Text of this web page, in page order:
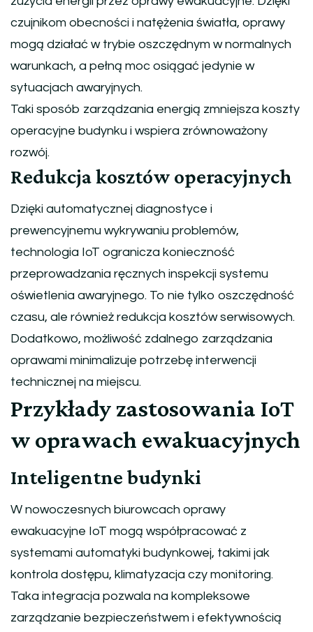
czujnikom obecności i natężenia światła, oprawy
mogą działać w trybie oszczędnym w normalnych
warunkach, a pełną moc osiągać jedynie w
sytuacjach awaryjnych.
Taki sposób zarządzania energią zmniejsza koszty
operacyjne budynku i wspiera zrównoważony
rozwój.
Redukcja kosztów operacyjnych
Dzięki automatycznej diagnostyce i
prewencyjnemu wykrywaniu problemów,
technologia IoT ogranicza konieczność
przeprowadzania ręcznych inspekcji systemu
oświetlenia awaryjnego. To nie tylko oszczędność
czasu, ale również redukcja kosztów serwisowych.
Dodatkowo, możliwość zdalnego zarządzania
oprawami minimalizuje potrzebę interwencji
technicznej na miejscu.
Przykłady zastosowania IoT
w oprawach ewakuacyjnych
Inteligentne budynki
W nowoczesnych biurowcach oprawy
ewakuacyjne IoT mogą współpracować z
systemami automatyki budynkowej, takimi jak
kontrola dostępu, klimatyzacja czy monitoring.
Taka integracja pozwala na kompleksowe
zarządzanie bezpieczeństwem i efektywnością